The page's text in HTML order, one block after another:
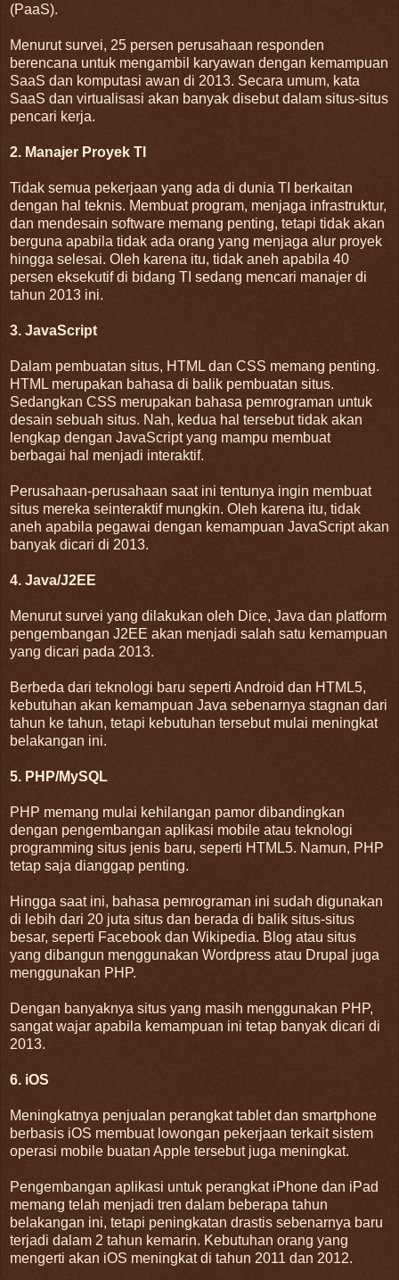
(PaaS).
Menurut survei, 25 persen perusahaan responden
berencana untuk mengambil karyawan dengan kemampuan
SaaS dan komputasi awan di 2013. Secara umum, kata
SaaS dan virtualisasi akan banyak disebut dalam situs-situs
pencari kerja.
2. Manajer Proyek TI
Tidak semua pekerjaan yang ada di dunia TI berkaitan
dengan hal teknis. Membuat program, menjaga infrastruktur,
dan mendesain software memang penting, tetapi tidak akan
berguna apabila tidak ada orang yang menjaga alur proyek
hingga selesai. Oleh karena itu, tidak aneh apabila 40
persen eksekutif di bidang TI sedang mencari manajer di
tahun 2013 ini.
3. JavaScript
Dalam pembuatan situs, HTML dan CSS memang penting.
HTML merupakan bahasa di balik pembuatan situs.
Sedangkan CSS merupakan bahasa pemrograman untuk
desain sebuah situs. Nah, kedua hal tersebut tidak akan
lengkap dengan JavaScript yang mampu membuat
berbagai hal menjadi interaktif.
Perusahaan-perusahaan saat ini tentunya ingin membuat
situs mereka seinteraktif mungkin. Oleh karena itu, tidak
aneh apabila pegawai dengan kemampuan JavaScript akan
banyak dicari di 2013.
4. Java/J2EE
Menurut survei yang dilakukan oleh Dice, Java dan platform
pengembangan J2EE akan menjadi salah satu kemampuan
yang dicari pada 2013.
Berbeda dari teknologi baru seperti Android dan HTML5,
kebutuhan akan kemampuan Java sebenarnya stagnan dari
tahun ke tahun, tetapi kebutuhan tersebut mulai meningkat
belakangan ini.
5. PHP/MySQL
PHP memang mulai kehilangan pamor dibandingkan
dengan pengembangan aplikasi mobile atau teknologi
programming situs jenis baru, seperti HTML5. Namun, PHP
tetap saja dianggap penting.
Hingga saat ini, bahasa pemrograman ini sudah digunakan
di lebih dari 20 juta situs dan berada di balik situs-situs
besar, seperti Facebook dan Wikipedia. Blog atau situs
yang dibangun menggunakan Wordpress atau Drupal juga
menggunakan PHP.
Dengan banyaknya situs yang masih menggunakan PHP,
sangat wajar apabila kemampuan ini tetap banyak dicari di
2013.
6. iOS
Meningkatnya penjualan perangkat tablet dan smartphone
berbasis iOS membuat lowongan pekerjaan terkait sistem
operasi mobile buatan Apple tersebut juga meningkat.
Pengembangan aplikasi untuk perangkat iPhone dan iPad
memang telah menjadi tren dalam beberapa tahun
belakangan ini, tetapi peningkatan drastis sebenarnya baru
terjadi dalam 2 tahun kemarin. Kebutuhan orang yang
mengerti akan iOS meningkat di tahun 2011 dan 2012.